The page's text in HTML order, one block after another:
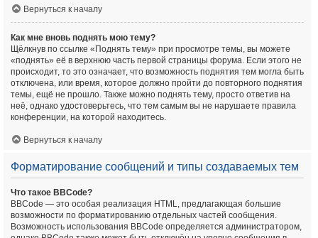
Вернуться к началу
Как мне вновь поднять мою тему?
Щёлкнув по ссылке «Поднять тему» при просмотре темы, вы можете
«поднять» её в верхнюю часть первой страницы форума. Если этого не
происходит, то это означает, что возможность поднятия тем могла быть
отключена, или время, которое должно пройти до повторного поднятия
темы, ещё не прошло. Также можно поднять тему, просто ответив на
неё, однако удостоверьтесь, что тем самым вы не нарушаете правила
конференции, на которой находитесь.
Вернуться к началу
Форматирование сообщений и типы создаваемых тем
Что такое BBCode?
BBCode — это особая реализация HTML, предлагающая большие
возможности по форматированию отдельных частей сообщения.
Возможность использования BBCode определяется администратором,